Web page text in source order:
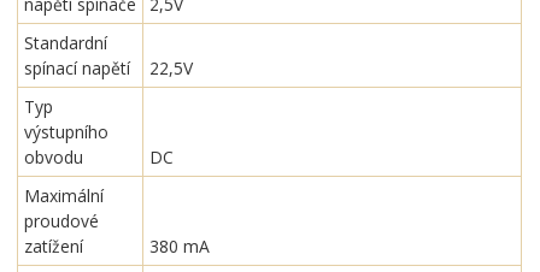
Standardní
spínací napětí
22,5V
Typ
výstupního
obvodu
DC
Maximální
proudové
zatížení
380 mA